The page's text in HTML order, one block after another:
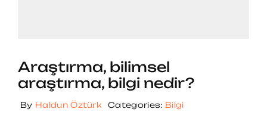
Araştırma, bilimsel
araştırma, bilgi nedir?
By Haldun Öztürk Categories: Bilgi